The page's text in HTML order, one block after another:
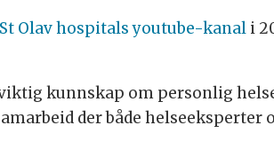
Olav hospitals youtube-kanali
kunnskap om personlig
der både helseeksperter